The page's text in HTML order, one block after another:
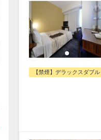
【禁煙】デラックスダブル